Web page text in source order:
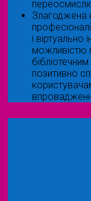
Злагоджена
і віртуально
можливістю
позитивно